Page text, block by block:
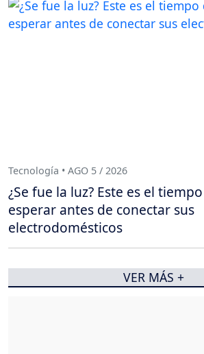
Tecnología • AGO 5 / 2026
¿Se fue la luz? Este es el
esperar antes de conectar sus
electrodomésticos
VER MÁS +